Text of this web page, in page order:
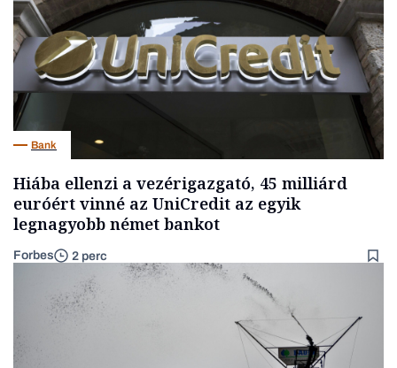
Bank
Hiába ellenzi a vezérigazgató, 45 milliárd
euróért vinné az UniCredit az egyik
legnagyobb német bankot
Forbes 2 perc